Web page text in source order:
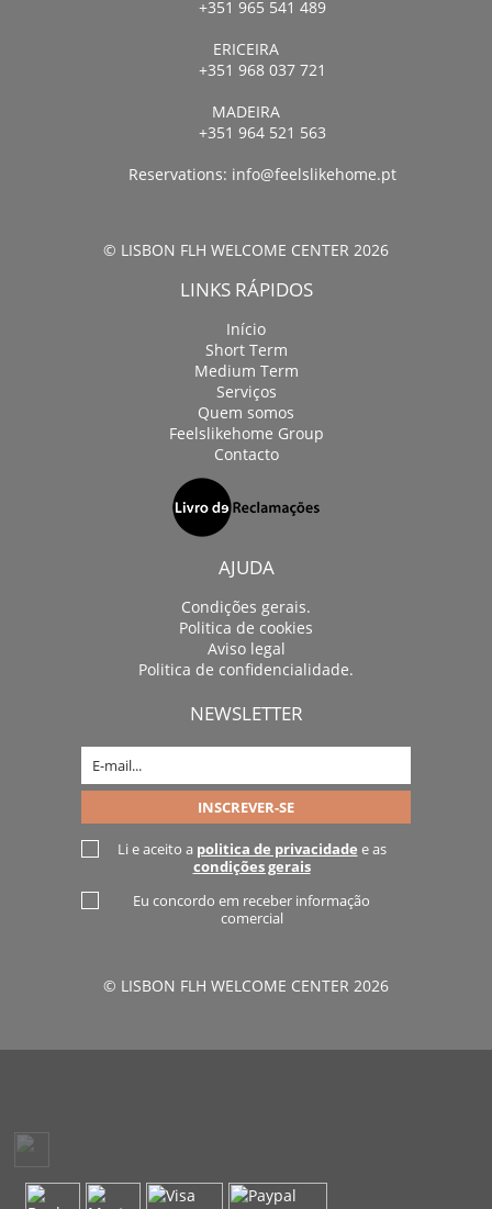
+351 965 541 489
ERICEIRA
+351 968 037 721
MADEIRA
+351 964 521 563
Reservations: info@feelslikehome.pt
© LISBON FLH WELCOME CENTER 2026
LINKS RÁPIDOS
Início
Short Term
Medium Term
Serviços
Quem somos
Feelslikehome Group
Contacto
AJUDA
Condições gerais.
Politica de cookies
Aviso legal
Politica de confidencialidade.
NEWSLETTER
Li e aceito a politica de privacidade e as
condições gerais
Eu concordo em receber informação
comercial
© LISBON FLH WELCOME CENTER 2026